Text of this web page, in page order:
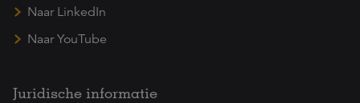
Naar LinkedIn
Naar YouTube
Juridische informatie